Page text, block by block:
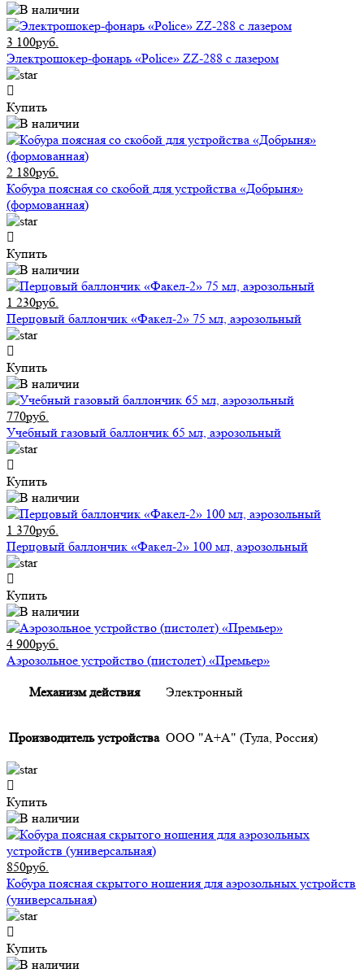
3 100руб.
Электрошокер-фонарь «Police» ZZ-288 с лазером
Купить
2 180руб.
Кобура поясная со скобой для устройства «Добрыня»
(формованная)
Купить
1 230руб.
Перцовый баллончик «Факел-2» 75 мл, аэрозольный
Купить
770руб.
Учебный газовый баллончик 65 мл, аэрозольный
Купить
1 370руб.
Перцовый баллончик «Факел-2» 100 мл, аэрозольный
Купить
4 900руб.
Аэрозольное устройство (пистолет) «Премьер»
Механизм действия Электронный
Производитель устройства ООО "А+А" (Тула, Россия)
Купить
850руб.
Кобура поясная скрытого ношения для аэрозольных устройств
(универсальная)
Купить